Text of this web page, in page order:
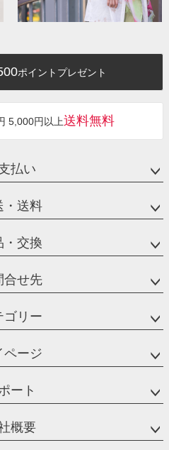
ポイントプレゼント
5,000円以上送料無料
払い
・送料
・交換
合せ先
ゴリー
ページ
ート
概要